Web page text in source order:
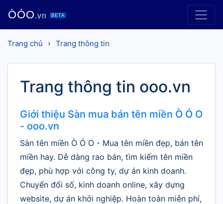
ÒÓO.vn BETA
Trang chủ › Trang thông tin
Trang thông tin ooo.vn
Giới thiệu Sàn mua bán tên miền Ò Ó O
- ooo.vn
Sàn tên miền Ò Ó O - Mua tên miền đẹp, bán tên
miền hay. Dễ dàng rao bán, tìm kiếm tên miền
đẹp, phù hợp với công ty, dự án kinh doanh.
Chuyển đổi số, kinh doanh online, xây dựng
website, dự án khởi nghiệp. Hoàn toàn miễn phí,